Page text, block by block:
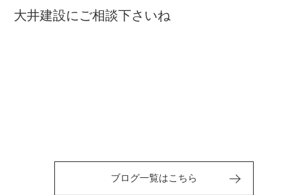
大井建設にご相談下さいね
ブログ一覧はこちら